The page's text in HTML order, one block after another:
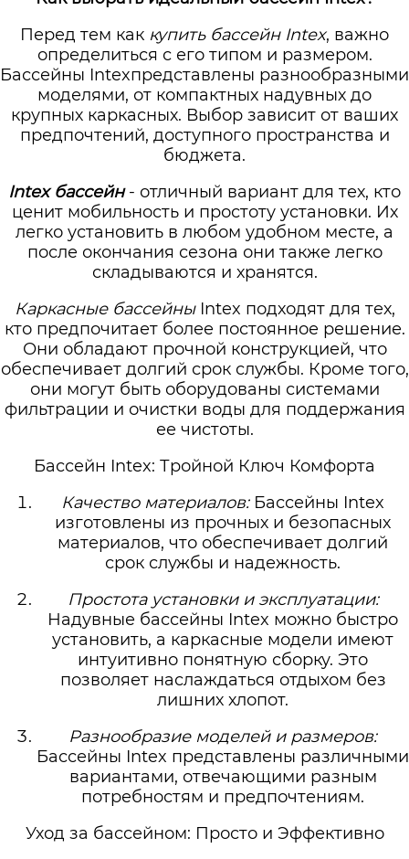
Перед тем как купить бассейн Intex, важно
определиться с его типом и размером.
Бассейны Intexпредставлены разнообразными
моделями, от компактных надувных до
крупных каркасных. Выбор зависит от ваших
предпочтений, доступного пространства и
бюджета.
Intex бассейн- отличный вариант для тех, кто
ценит мобильность и простоту установки. Их
легко установить в любом удобном месте, а
после окончания сезона они также легко
складываются и хранятся.
Каркасные бассейны Intex подходят для тех,
кто предпочитает более постоянное решение.
Они обладают прочной конструкцией, что
обеспечивает долгий срок службы. Кроме того,
они могут быть оборудованы системами
фильтрации и очистки воды для поддержания
ее чистоты.
Бассейн Intex: Тройной Ключ Комфорта
Качество материалов:Бассейны Intex
изготовлены из прочных и безопасных
материалов, что обеспечивает долгий
срок службы и надежность.
Простота установки и эксплуатации:
Надувные бассейны Intex можно быстро
установить, а каркасные модели имеют
интуитивно понятную сборку. Это
позволяет наслаждаться отдыхом без
лишних хлопот.
Разнообразие моделей и размеров:
Бассейны Intex представлены различными
вариантами, отвечающими разным
потребностям и предпочтениям.
Уход за бассейном: Просто и Эффективно